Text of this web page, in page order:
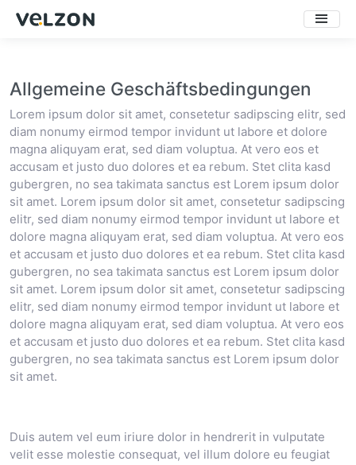
Allgemeine Geschäftsbedingungen
Lorem ipsum dolor sit amet, consetetur sadipscing elitr, sed
diam nonumy eirmod tempor invidunt ut labore et dolore
magna aliquyam erat, sed diam voluptua. At vero eos et
accusam et justo duo dolores et ea rebum. Stet clita kasd
gubergren, no sea takimata sanctus est Lorem ipsum dolor
sit amet. Lorem ipsum dolor sit amet, consetetur sadipscing
elitr, sed diam nonumy eirmod tempor invidunt ut labore et
dolore magna aliquyam erat, sed diam voluptua. At vero eos
et accusam et justo duo dolores et ea rebum. Stet clita kasd
gubergren, no sea takimata sanctus est Lorem ipsum dolor
sit amet. Lorem ipsum dolor sit amet, consetetur sadipscing
elitr, sed diam nonumy eirmod tempor invidunt ut labore et
dolore magna aliquyam erat, sed diam voluptua. At vero eos
et accusam et justo duo dolores et ea rebum. Stet clita kasd
gubergren, no sea takimata sanctus est Lorem ipsum dolor
sit amet.
Duis autem vel eum iriure dolor in hendrerit in vulputate
velit esse molestie consequat, vel illum dolore eu feugiat